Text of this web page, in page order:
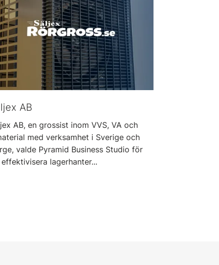
AB
AB, en grossist inom VVS, VA och
med verksamhet i Sverige och
valde Pyramid Business Studio för
lagerhanter...